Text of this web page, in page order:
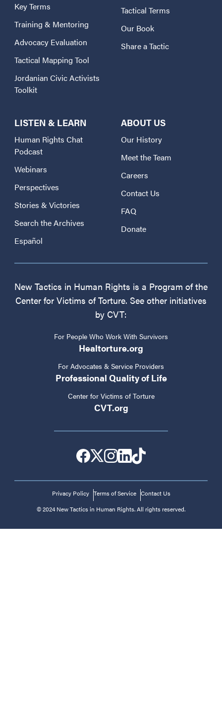
Key Terms
Training & Mentoring
Advocacy Evaluation
Tactical Mapping Tool
Jordanian Civic Activists
Toolkit
Tactical Terms
Our Book
Share a Tactic
LISTEN & LEARN
Human Rights Chat
Podcast
Webinars
Perspectives
Stories & Victories
Search the Archives
Español
ABOUT US
Our History
Meet the Team
Careers
Contact Us
FAQ
Donate
New Tactics in Human Rights is a Program of the
Center for Victims of Torture. See other initiatives
by CVT:
For People Who Work With Survivors
Healtorture.org
For Advocates & Service Providers
Professional Quality of Life
Center for Victims of Torture
CVT.org
Privacy Policy Terms of Service Contact Us
© 2024 New Tactics in Human Rights. All rights reserved.